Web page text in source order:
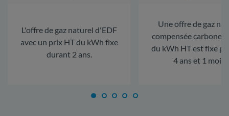
L'offre de gaz naturel d'EDF
avec un prix HT du kWh fixe
durant 2 ans.
Une offre de gaz
compensée carbone.
du kWh HT est fixe
4 ans et 1 mois.